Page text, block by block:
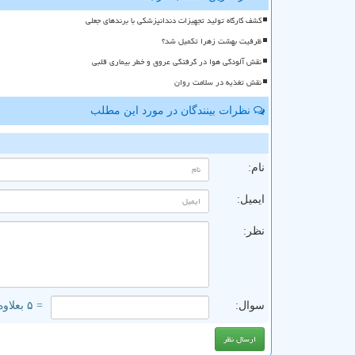
کشف کارگاه تولید تجهیزات دندانپزشکی با برندهای جعلی
ظرفیت بهشت زهرا تکمیل شد؟
نقش آلودگی هوا در گرفتگی عروق و خطر بیماری قلبی
نقش تغذیه در سلامت روان
نظرات بینندگان در مورد این مطلب
نام:
ایمیل:
نظر:
سوال: = ۵ بعلاوه ۲